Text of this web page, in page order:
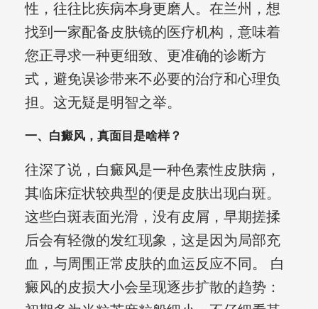
性，往往比疾病本身更磨人。在兰州，想
找到一家配备皮肤镜的医疗机构，意味着
您正寻求一种更细致、更准确的诊断方
式，避免误诊带来不必要的治疗和心理负
担。这无疑是明智之举。
一、白癜风，真面目是啥样？
往深了说，白癜风是一种色素性皮肤病，
其临床症状较典型的便是皮肤出现白斑。
这些白斑表面光滑，没有皮屑，早期搓揉
后会有轻微的发红现象，这是因为局部充
血，与周围正常皮肤的血运反应不同。 白
癜风的皮损大小会呈现逐步扩散的趋势：